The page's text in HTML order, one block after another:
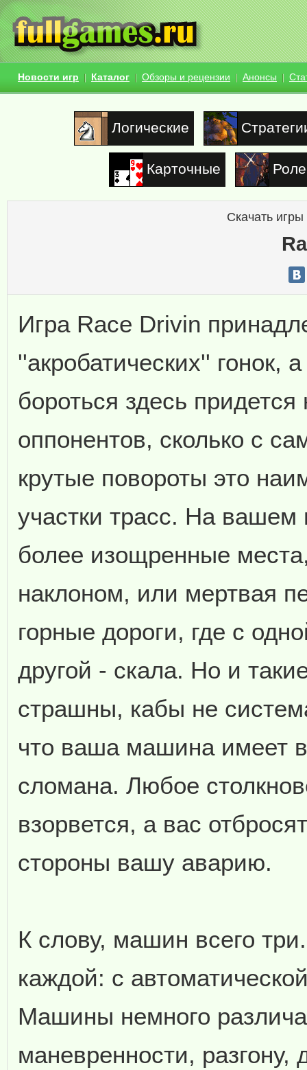
Новости игр Каталог Обзоры и рецензии Анонсы
Логические
Карточные
Скачать
Игра Race Drivin
''акробатических'' гонок,
бороться здесь придется
оппонентов, сколько с
крутые повороты это
участки трасс. На вашем
более изощренные
наклоном, или мертвая
горные дороги, где с
другой - скала. Но и
страшны, кабы не
что ваша машина имеет
сломана. Любое
взорвется, а вас
стороны вашу аварию.
К слову, машин всего
каждой: с
Машины немного
маневренности,